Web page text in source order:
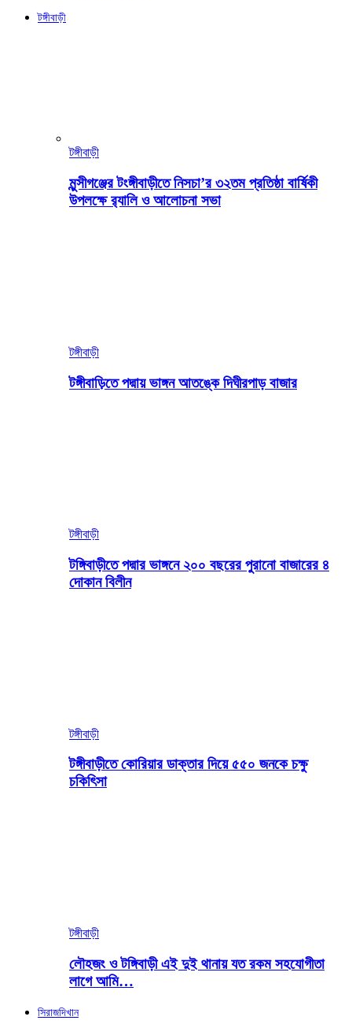
টঙ্গীবাড়ী
টঙ্গীবাড়ী
মুন্সীগঞ্জের টংঙ্গীবাড়ীতে নিসচা’র ৩২তম প্রতিষ্ঠা বার্ষিকী
উপলক্ষে র‍্যালি ও আলোচনা সভা
টঙ্গীবাড়ী
টঙ্গীবাড়িতে পদ্মায় ভাঙ্গন আতঙ্কে দিঘীরপাড় বাজার
টঙ্গীবাড়ী
টঙ্গিবাড়ীতে পদ্মার ভাঙ্গনে ২০০ বছরের পুরানো বাজারের ৪
দোকান বিলীন
টঙ্গীবাড়ী
টঙ্গীবাড়ীতে কোরিয়ার ডাক্তার দিয়ে ৫৫০ জনকে চক্ষু
চকিৎিসা
টঙ্গীবাড়ী
লৌহজং ও টঙ্গিবাড়ী এই দুই থানায় যত রকম সহযোগীতা
লাগে আমি…
সিরাজদিখান